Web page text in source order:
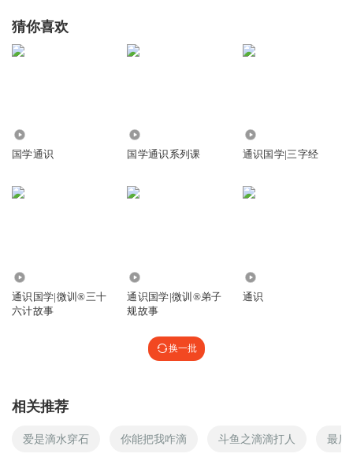
猜你喜欢
国学通识 国学通识系列课 通识国学|三字经
通识国学|微训®三十
六计故事
通识国学|微训®弟子
规故事
通识
换一批
相关推荐
爱是滴水穿石 你能把我咋滴 斗鱼之滴滴打人 最后